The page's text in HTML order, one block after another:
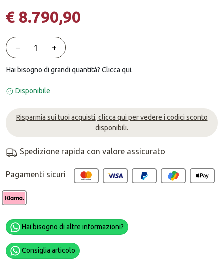
€ 8.790,90
Quantità
− +
Hai bisogno di grandi quantità? Clicca qui.
Disponibile
Risparmia sui tuoi acquisti, clicca qui per vedere i codici sconto
disponibili.
Spedizione rapida con valore assicurato
Pagamenti sicuri
Hai bisogno di altre informazioni?
Consiglia articolo